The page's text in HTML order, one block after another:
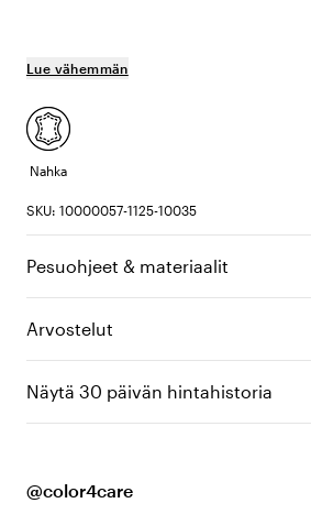
Lue vähemmän
Nahka
SKU: 10000057-1125-10035
Pesuohjeet & materiaalit
Arvostelut
Näytä 30 päivän hintahistoria
@color4care